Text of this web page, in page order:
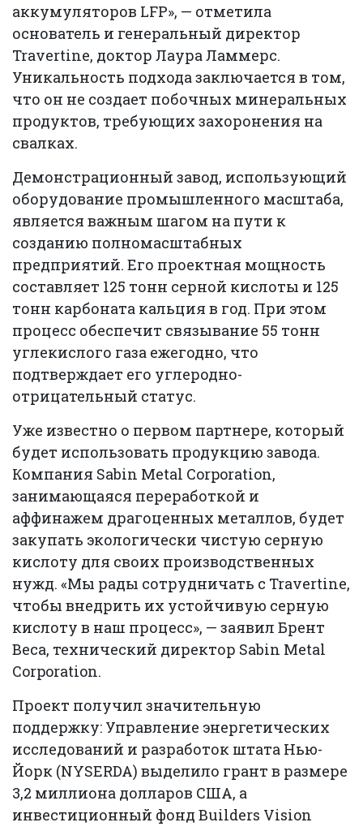
аккумуляторов LFP», — отметила
основатель и генеральный директор
Travertine, доктор Лаура Ламмерс.
Уникальность подхода заключается в том,
что он не создает побочных минеральных
продуктов, требующих захоронения на
свалках.
Демонстрационный завод, использующий
оборудование промышленного масштаба,
является важным шагом на пути к
созданию полномасштабных
предприятий. Его проектная мощность
составляет 125 тонн серной кислоты и 125
тонн карбоната кальция в год. При этом
процесс обеспечит связывание 55 тонн
углекислого газа ежегодно, что
подтверждает его углеродно-
отрицательный статус.
Уже известно о первом партнере, который
будет использовать продукцию завода.
Компания Sabin Metal Corporation,
занимающаяся переработкой и
аффинажем драгоценных металлов, будет
закупать экологически чистую серную
кислоту для своих производственных
нужд. «Мы рады сотрудничать с Travertine,
чтобы внедрить их устойчивую серную
кислоту в наш процесс», — заявил Брент
Веса, технический директор Sabin Metal
Corporation.
Проект получил значительную
поддержку: Управление энергетических
исследований и разработок штата Нью-
Йорк (NYSERDA) выделило грант в размере
3,2 миллиона долларов США, а
инвестиционный фонд Builders Vision